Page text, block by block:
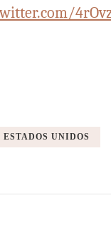
ESTADOS UNIDOS